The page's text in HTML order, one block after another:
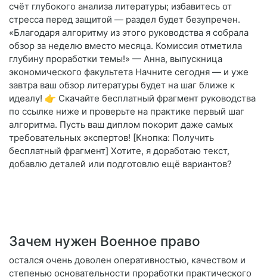
счёт глубокого анализа литературы; избавитесь от
стресса перед защитой — раздел будет безупречен.
«Благодаря алгоритму из этого руководства я собрала
обзор за неделю вместо месяца. Комиссия отметила
глубину проработки темы!» — Анна, выпускница
экономического факультета Начните сегодня — и уже
завтра ваш обзор литературы будет на шаг ближе к
идеалу! 👉 Скачайте бесплатный фрагмент руководства
по ссылке ниже и проверьте на практике первый шаг
алгоритма. Пусть ваш диплом покорит даже самых
требовательных экспертов! [Кнопка: Получить
бесплатный фрагмент] Хотите, я доработаю текст,
добавлю деталей или подготовлю ещё вариантов?
Зачем нужен Военное право
остался очень доволен оперативностью, качеством и
степенью основательности проработки практического